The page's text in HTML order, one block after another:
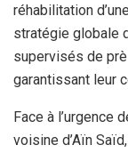
réhabilitation
stratégie globale
supervisés de
garantissant leur
Face à l’urgence
voisine d’Aïn